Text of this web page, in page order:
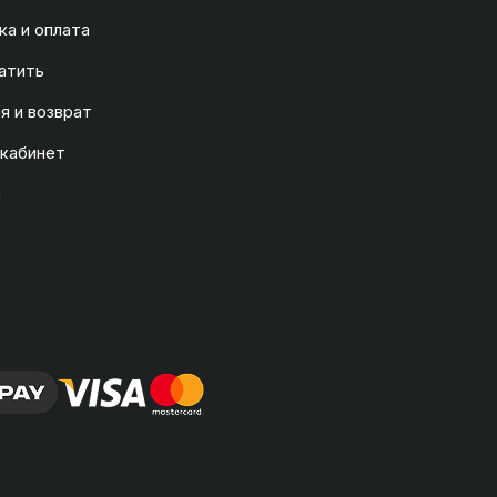
и оплата
и возврат